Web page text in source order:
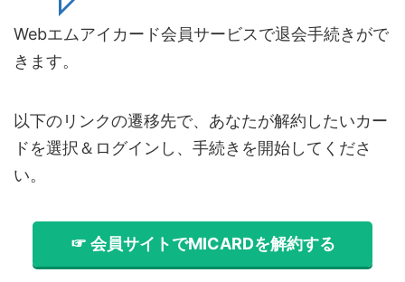
Webエムアイカード会員サービスで退会手続きがで
きます。
以下のリンクの遷移先で、あなたが解約したいカー
ドを選択＆ログインし、手続きを開始してくださ
い。
☞ 会員サイトでMICARDを解約する